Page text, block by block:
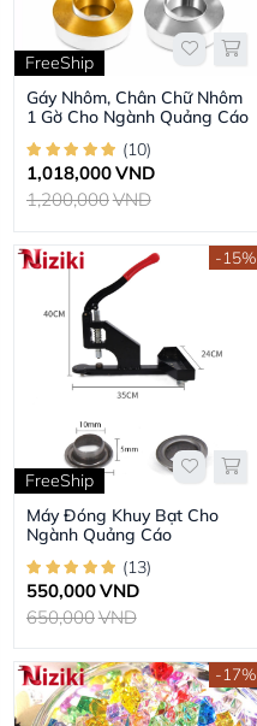
FreeShip
Gáy Nhôm, Chân Chữ Nhôm
1 Gờ Cho Ngành Quảng Cáo
(10)
1,018,000VND
1,200,000VND
-15%
FreeShip
Máy Đóng Khuy Bạt Cho
Ngành Quảng Cáo
(13)
550,000VND
650,000VND
-17%